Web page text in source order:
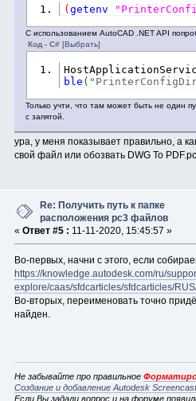
(getenv
С использованием AutoCAD .NET API
Код - C# [Выбрать]
ble (
Только учти, что там может быть не один
с запятой.
ура, у меня показывает правильно, а
свой файл или обозвать DWG To
Re: Получить путь к папке
расположения pc3 файлов
« Ответ #5 : 11-11-2020, 15:45:57 »
Во-первых, начни с этого, если
https://knowledge.autodesk.com/ru/
explore/caas/sfdcarticles/sfdcarticles/
Во-вторых, переименовать точно
найден.
Не забывайте про правильное
Создание и добавление Autodesk
Если Вы задали вопрос и на форуме